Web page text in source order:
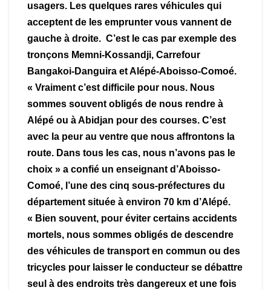
usagers. Les quelques rares véhicules qui
acceptent de les emprunter vous vannent de
gauche à droite. C’est le cas par exemple des
tronçons Memni-Kossandji, Carrefour
Bangakoi-Danguira et Alépé-Aboisso-Comoé.
« Vraiment c’est difficile pour nous. Nous
sommes souvent obligés de nous rendre à
Alépé ou à Abidjan pour des courses. C’est
avec la peur au ventre que nous affrontons la
route. Dans tous les cas, nous n’avons pas le
choix » a confié un enseignant d’Aboisso-
Comoé, l’une des cinq sous-préfectures du
département située à environ 70 km d’Alépé.
« Bien souvent, pour éviter certains accidents
mortels, nous sommes obligés de descendre
des véhicules de transport en commun ou des
tricycles pour laisser le conducteur se débattre
seul à des endroits très dangereux et une fois